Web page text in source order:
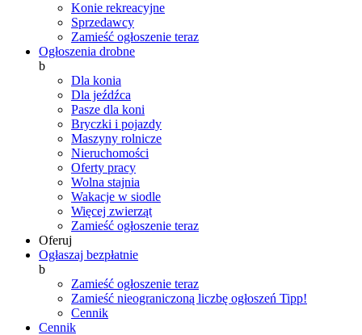
Konie rekreacyjne
Sprzedawcy
Zamieść ogłoszenie teraz
Ogłoszenia drobne
b
Dla konia
Dla jeźdźca
Pasze dla koni
Bryczki i pojazdy
Maszyny rolnicze
Nieruchomości
Oferty pracy
Wolna stajnia
Wakacje w siodle
Więcej zwierząt
Zamieść ogłoszenie teraz
Oferuj
Ogłaszaj bezpłatnie
b
Zamieść ogłoszenie teraz
Zamieść nieograniczoną liczbę ogłoszeń Tipp!
Cennik
Cennik